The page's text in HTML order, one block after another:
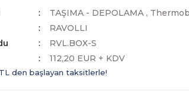
TAŞIMA - DEPOLAMA ,
RAVOLLI
RVL.BOX-S
112,20 EUR + KDV
den başlayan taksitlerle!